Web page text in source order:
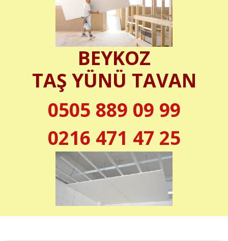
BEYKOZ
TAŞ YÜNÜ TAVAN
0505 889 09 99
0216 471 47 25